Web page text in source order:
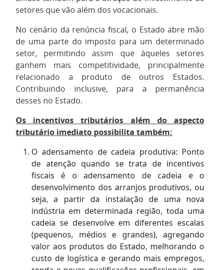
setores que vão além dos vocacionais.
No cenário da renúncia fiscal, o Estado abre mão
de uma parte do imposto para um determinado
setor, permitindo assim que àqueles setores
ganhem mais competitividade, principalmente
relacionado a produto de outros Estados.
Contribuindo inclusive, para a permanência
desses no Estado.
Os incentivos tributários além do aspecto
tributário imediato possibilita também:
O adensamento de cadeia produtiva: Ponto
de atenção quando se trata de incentivos
fiscais é o adensamento de cadeia e o
desenvolvimento dos arranjos produtivos, ou
seja, a partir da instalação de uma nova
indústria em determinada região, toda uma
cadeia se desenvolve em diferentes escalas
(pequenos, médios e grandes), agregando
valor aos produtos do Estado, melhorando o
custo de logística e gerando mais empregos,